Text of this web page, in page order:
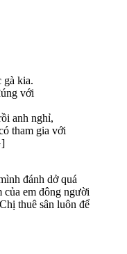
gà kia.
với
anh nghỉ,
tham gia với
đánh dở quá
em đông người
thuê sân luôn để